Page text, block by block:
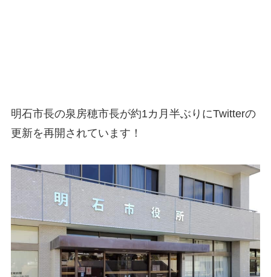
明石市長の泉房穂市長が約1カ月半ぶりにTwitterの
更新を再開されています！